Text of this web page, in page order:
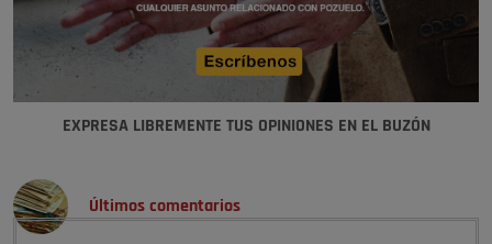
EXPRESA LIBREMENTE TUS OPINIONES EN EL BUZÓN
Últimos comentarios